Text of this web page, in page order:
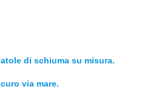
di schiuma su misura.
via mare.